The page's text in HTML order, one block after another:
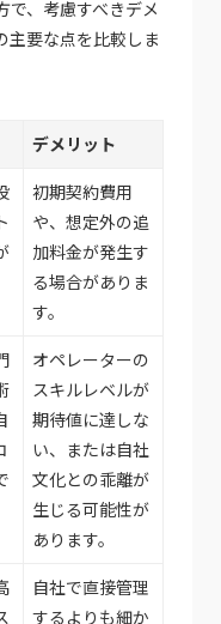
で、考慮すべきデメ
主要な点を比較しま
デメリット
初期契約費用
や、想定外の追
加料金が発生す
る場合がありま
す。
オペレーターの
スキルレベルが
期待値に達しな
い、または自社
文化との乖離が
生じる可能性が
あります。
自社で直接管理
するよりも細か